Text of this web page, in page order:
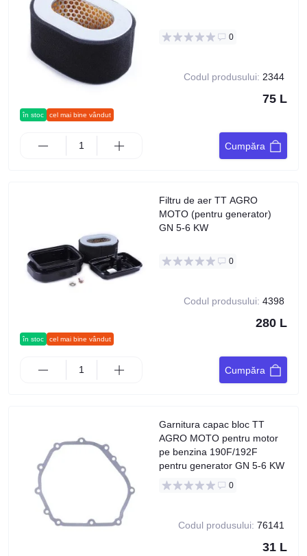
în stoc cel mai bine vândut
0
Codul produsului: 2344
75 L
Cumpăra
în stoc cel mai bine vândut
Filtru de aer TT AGRO
MOTO (pentru generator)
GN 5-6 KW
0
Codul produsului: 4398
280 L
Cumpăra
Garnitura capac bloc TT
AGRO MOTO pentru motor
pe benzina 190F/192F
pentru generator GN 5-6 KW
0
Codul produsului: 76141
31 L